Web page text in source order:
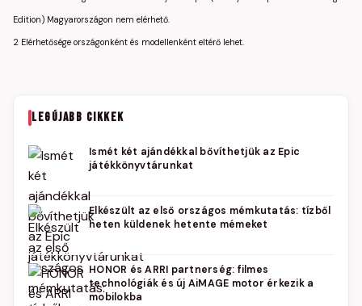
Edition) Magyarországon nem elérhető.
2 Elérhetősége országonként és modellenként eltérő lehet.
LEGÚJABB CIKKEK
Ismét két ajándékkal bővíthetjük az Epic
játékkönyvtárunkat
Elkészült az első országos mémkutatás: tízből
heten küldenek hetente mémeket
HONOR és ARRI partnerség: filmes
technológiák és új AiMAGE motor érkezik a
mobilokba